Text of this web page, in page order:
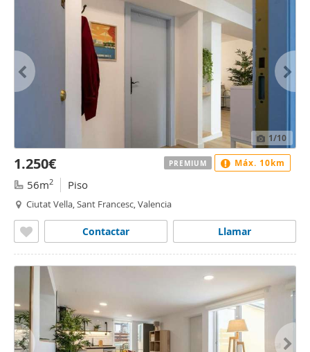
1/10
1.250€
56m2 Piso
Ciutat Vella, Sant Francesc, Valencia
Llamar
Contactar
PREMIUM Máx. 10km